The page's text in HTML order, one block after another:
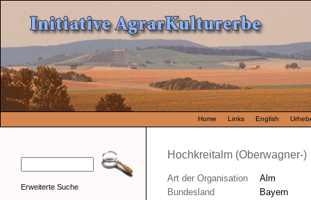
Home Links English
Erweiterte Suche
Hochkreitalm (Oberwagner-)
Art der Organisation
Alm
Bundesland
Bayern